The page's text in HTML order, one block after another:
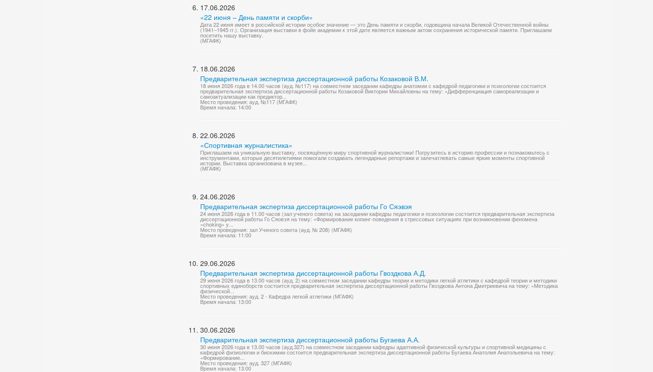
17.06.2026
«22 июня – День памяти и скорби»
Дата 22 июня имеет в российской истории особое значение — это День памяти и скорби, годовщина начала Великой Отечественной войны
(1941–1945 гг.). Организация выставки в фойе академии к этой дате является важным актом сохранения исторической памяти. Приглашаем
посетить нашу выставку.
(МГАФК)
18.06.2026
Предварительная экспертиза диссертационной работы Козаковой В.М.
18 июня 2026 года в 14.00 часов (ауд. №117) на совместном заседании кафедры анатомии с кафедрой педагогики и психологии состоится
предварительная экспертиза диссертационной работы Козаковой Виктории Михайловны на тему: «Дифференциация самореализации и
самоактуализации как предиктор...
Место проведения: ауд. №117 (МГАФК)
Время начала: 14:00
22.06.2026
«Спортивная журналистика»
Приглашаем на уникальную выставку, посвящённую миру спортивной журналистики! Погрузитесь в историю профессии и познакомьтесь с
инструментами, которые десятилетиями помогали создавать легендарные репортажи и запечатлевать самые яркие моменты спортивной
истории. Выставка организована в музее...
(МГАФК)
24.06.2026
Предварительная экспертиза диссертационной работы Го Сяэвэя
24 июня 2026 года в 11.00 часов (зал ученого совета) на заседании кафедры педагогики и психологии состоится предварительная экспертиза
диссертационной работы Го Сяовэя на тему: «Формирование копинг-поведения в стрессовых ситуациях при возникновении феномена
«choking» у...
Место проведения: зал Ученого совета (ауд. № 208) (МГАФК)
Время начала: 11:00
29.06.2026
Предварительная экспертиза диссертационной работы Гвоздкова А.Д.
29 июня 2026 года в 13.00 часов (ауд. 2) на совместном заседании кафедры теории и методики легкой атлетики с кафедрой теории и методики
спортивных единоборств состоится предварительная экспертиза диссертационной работы Гвоздкова Антона Дмитриевича на тему: «Методика
физической...
Место проведения: ауд. 2 - Кафедра легкой атлетики (МГАФК)
Время начала: 13:00
30.06.2026
Предварительная экспертиза диссертационной работы Бугаева А.А.
30 июня 2026 года в 13.00 часов (ауд.327) на совместном заседании кафедры адаптивной физической культуры и спортивной медицины с
кафедрой физиологии и биохимии состоится предварительная экспертиза диссертационной работы Бугаева Анатолия Анатольевича на тему:
«Формирование...
Место проведения: ауд. 327 (МГАФК)
Время начала: 13:00